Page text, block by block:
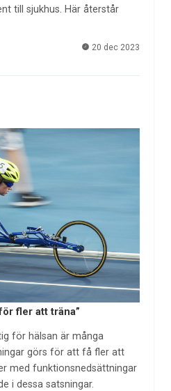
till sjukhus. Här återstår
20 dec 2023
fler att träna”
för hälsan är många
görs för att få fler att
med funktionsnedsättningar
i dessa satsningar.